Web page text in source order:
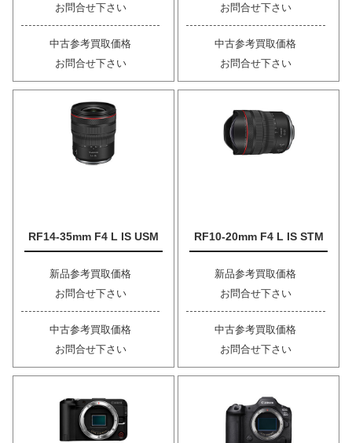
お問合せ下さい
中古参考買取価格
お問合せ下さい
お問合せ下さい
中古参考買取価格
お問合せ下さい
RF14-35mm F4 L IS USM
新品参考買取価格
お問合せ下さい
中古参考買取価格
お問合せ下さい
RF10-20mm F4 L IS STM
新品参考買取価格
お問合せ下さい
中古参考買取価格
お問合せ下さい